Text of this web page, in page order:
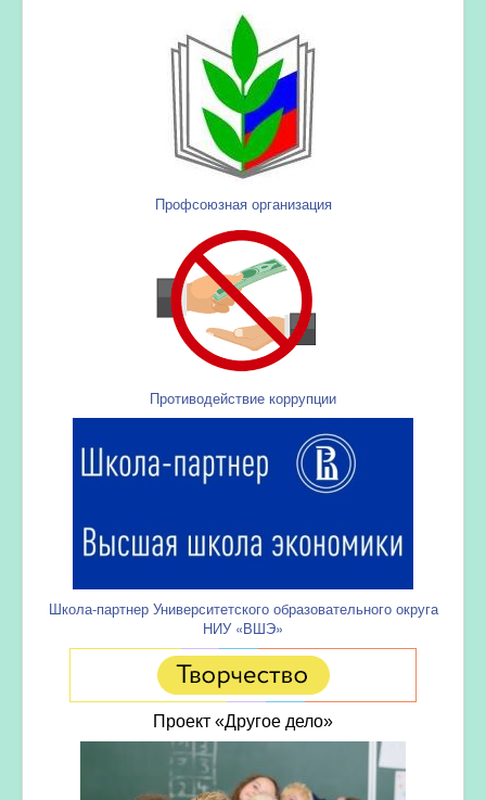
Профсоюзная организация
Противодействие коррупции
Школа-партнер Университетского образовательного округа
НИУ «ВШЭ»
Проект «Другое дело»